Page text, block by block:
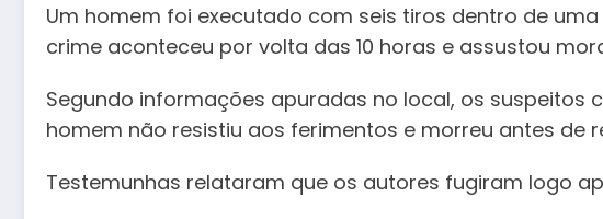
Um homem foi executado com seis tiros dentro de
crime aconteceu por volta das 10 horas e assustou
Segundo informações apuradas no local, os
homem não resistiu aos ferimentos e morreu antes de
Testemunhas relataram que os autores fugiram logo